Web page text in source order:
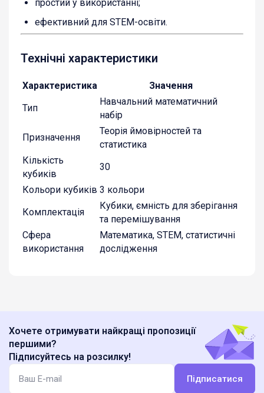
простий у використанні;
ефективний для STEM-освіти.
Технічні характеристики
Характеристика
Значення
Тип
Навчальний математичний
набір
Призначення
Теорія ймовірностей та
статистика
Кількість
кубиків
30
Кольори кубиків 3 кольори
Комплектація
Кубики, ємність для зберігання
та перемішування
Сфера
використання
Математика, STEM, статистичні
дослідження
Хочете отримувати найкращі пропозиції
першими?
Підписуйтесь на розсилку!
Підписатися